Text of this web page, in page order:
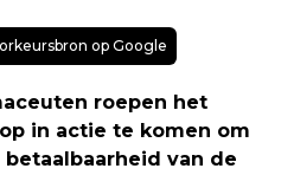
op Google
roepen het
in actie te komen om
van de